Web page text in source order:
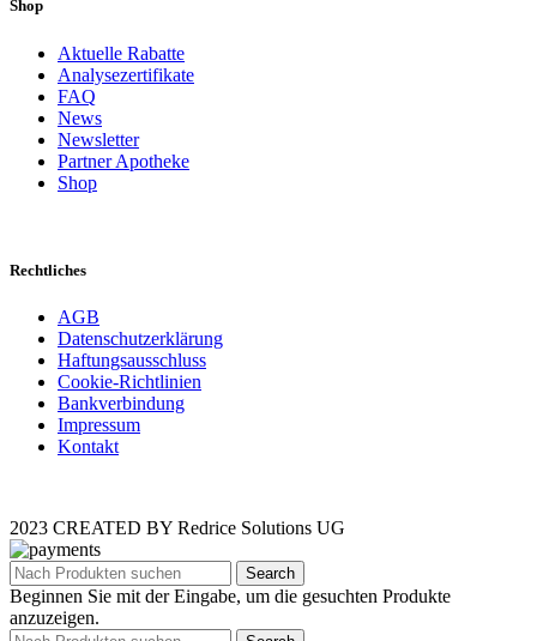
Shop
Aktuelle Rabatte
Analysezertifikate
FAQ
News
Newsletter
Partner Apotheke
Shop
Rechtliches
AGB
Datenschutzerklärung
Haftungsausschluss
Cookie-Richtlinien
Bankverbindung
Impressum
Kontakt
2023 CREATED BY Redrice Solutions UG
Search
Beginnen Sie mit der Eingabe, um die gesuchten Produkte
anzuzeigen.